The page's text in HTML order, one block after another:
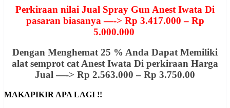
Perkiraan nilai Jual Spray Gun Anest Iwata Di
pasaran biasanya —-> Rp 3.417.000 – Rp
5.000.000
Dengan Menghemat 25 % Anda Dapat Memiliki
alat semprot cat Anest Iwata Di perkiraan Harga
Jual —-> Rp 2.563.000 – Rp 3.750.00
MAKAPIKIR APA LAGI !!